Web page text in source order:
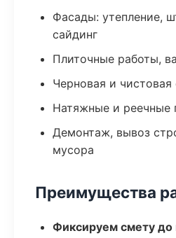
Фасады: утепление,
сайдинг
Плиточные работы,
Черновая и чистовая
Натяжные и реечные
Демонтаж, вывоз
мусора
Преимущества
Фиксируем смету до